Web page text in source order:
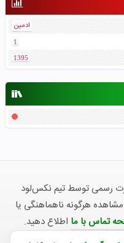
ادمین
1
1395
رسمی توسط تیم نکس‌لود
هرگونه ناهماهنگی یا
تماس با ما اطلاع دهید.